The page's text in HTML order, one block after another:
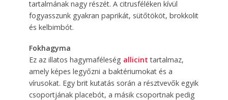
tartalmának nagy részét. A citrusféléken kívül
fogyasszunk gyakran paprikát, sütőtököt, brokkolit
és kelbimbót.
Fokhagyma
Ez az illatos hagymaféleség allicint tartalmaz,
amely képes legyőzni a baktériumokat és a
vírusokat. Egy brit kutatás során a résztvevők egyik
csoportjának placebót, a másik csoportnak pedig